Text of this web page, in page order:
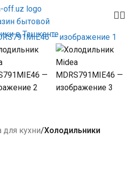
для кухни Холодильники